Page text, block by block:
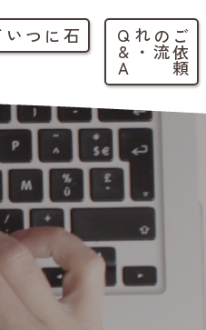
石について ご
依
頼
の
流
れ
・
Q
&
A